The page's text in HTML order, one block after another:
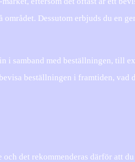
Dessutom erbjuds du en
i samband med beställningen, till
beställningen i framtiden,
det rekommenderas därför att